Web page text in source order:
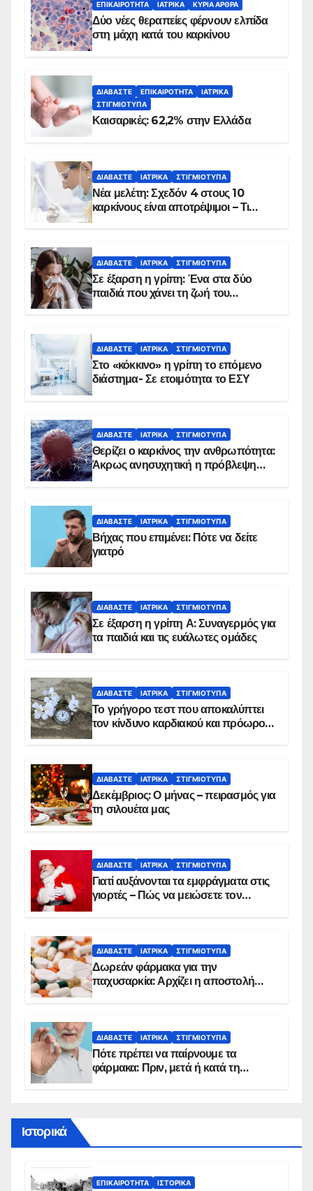
ΕΠΙΚΑΙΡΌΤΗΤΑ ΙΑΤΡΙΚΆ ΚΥΡΙΑ ΑΡΘΡΑ
Δύο νέες θεραπείες φέρνουν ελπίδα
στη μάχη κατά του καρκίνου
ΔΙΑΒΆΣΤΕ ΕΠΙΚΑΙΡΌΤΗΤΑ
ΙΑΤΡΙΚΆ
ΣΤΙΓΜΙΌΤΥΠΑ
Καισαρικές: 62,2% στην Ελλάδα
ΔΙΑΒΆΣΤΕ ΙΑΤΡΙΚΆ ΣΤΙΓΜΙΌΤΥΠΑ
Νέα μελέτη: Σχεδόν 4 στους 10
καρκίνους είναι αποτρέψιμοι – Τι
ΔΙΑΒΆΣΤΕ ΙΑΤΡΙΚΆ ΣΤΙΓΜΙΌΤΥΠΑ
Σε έξαρση η γρίπη: Ένα στα δύο
παιδιά που χάνει τη ζωή του
ΔΙΑΒΆΣΤΕ ΙΑΤΡΙΚΆ ΣΤΙΓΜΙΌΤΥΠΑ
Στο «κόκκινο» η γρίπη το επόμενο
διάστημα- Σε ετοιμότητα το ΕΣΥ
ΔΙΑΒΆΣΤΕ ΙΑΤΡΙΚΆ ΣΤΙΓΜΙΌΤΥΠΑ
Θερίζει ο καρκίνος την ανθρωπότητα:
Άκρως ανησυχητική η πρόβλεψη…
ΔΙΑΒΆΣΤΕ ΙΑΤΡΙΚΆ ΣΤΙΓΜΙΌΤΥΠΑ
Βήχας που επιμένει: Πότε να δείτε
γιατρό
ΔΙΑΒΆΣΤΕ ΙΑΤΡΙΚΆ ΣΤΙΓΜΙΌΤΥΠΑ
Σε έξαρση η γρίπη Α: Συναγερμός για
τα παιδιά και τις ευάλωτες ομάδες
ΔΙΑΒΆΣΤΕ ΙΑΤΡΙΚΆ ΣΤΙΓΜΙΌΤΥΠΑ
Το γρήγορο τεστ που αποκαλύπτει
τον κίνδυνο καρδιακού και πρόωρου
ΔΙΑΒΆΣΤΕ ΙΑΤΡΙΚΆ ΣΤΙΓΜΙΌΤΥΠΑ
Δεκέμβριος: Ο μήνας – πειρασμός για
τη σιλουέτα μας
ΔΙΑΒΆΣΤΕ ΙΑΤΡΙΚΆ ΣΤΙΓΜΙΌΤΥΠΑ
Γιατί αυξάνονται τα εμφράγματα στις
γιορτές – Πώς να μειώσετε τον
ΔΙΑΒΆΣΤΕ ΙΑΤΡΙΚΆ ΣΤΙΓΜΙΌΤΥΠΑ
Δωρεάν φάρμακα για την
παχυσαρκία: Αρχίζει η αποστολή
ΔΙΑΒΆΣΤΕ ΙΑΤΡΙΚΆ ΣΤΙΓΜΙΌΤΥΠΑ
Πότε πρέπει να παίρνουμε τα
φάρμακα: Πριν, μετά ή κατά τη
Ιστορικά
ΕΠΙΚΑΙΡΌΤΗΤΑ ΙΣΤΟΡΙΚΆ